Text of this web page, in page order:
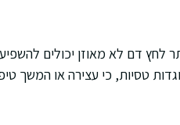
דם לא מאוזן יכולים להשפיע
טסיות, כי עצירה או המשך